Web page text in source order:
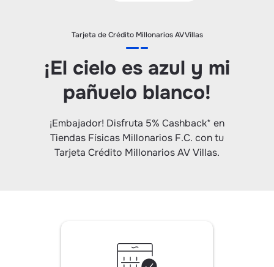
Tarjeta de Crédito Millonarios AV Villas
¡El cielo es azul y mi
pañuelo blanco!
¡Embajador! Disfruta 5% Cashback* en
Tiendas Físicas Millonarios F.C. con tu
Tarjeta Crédito Millonarios AV Villas.